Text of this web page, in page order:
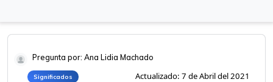
Pregunta por: Ana Lidia Machado
Significados Actualizado: 7 de Abril del 2021